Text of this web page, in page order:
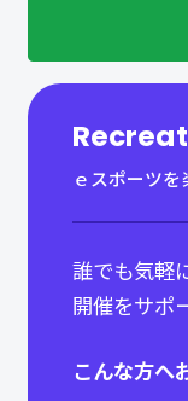
ｅスポーツを
誰でも気軽
開催をサポ
こんな方へ